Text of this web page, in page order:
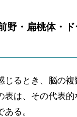
野・扁桃体・
じるとき、脳の複
表は、その代表
る。